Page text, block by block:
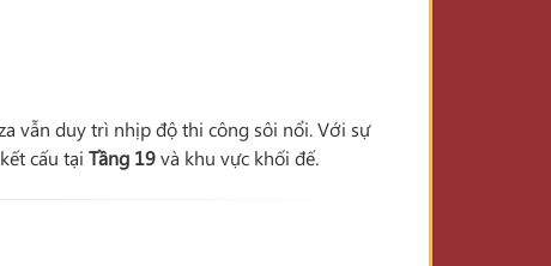
vẫn duy trì nhịp độ thi công sôi nổi. Với sự
cấu tại Tầng 19và khu vực khối đế.